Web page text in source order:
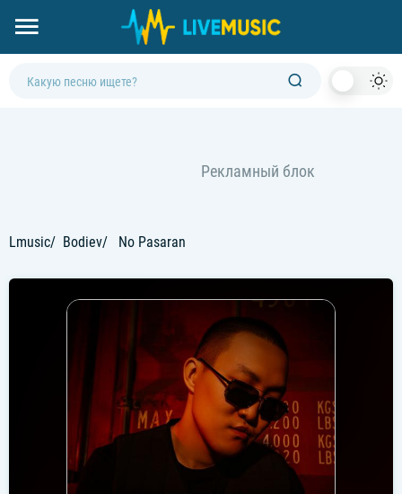
Lmusic Bodiev No Pasaran